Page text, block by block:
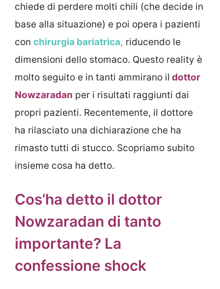
chiede di perdere molti chili (che decide in
base alla situazione) e poi opera i pazienti
con chirurgia bariatrica, riducendo le
dimensioni dello stomaco. Questo reality è
molto seguito e in tanti ammirano il dottor
Nowzaradan per i risultati raggiunti dai
propri pazienti. Recentemente, il dottore
ha rilasciato una dichiarazione che ha
rimasto tutti di stucco. Scopriamo subito
insieme cosa ha detto.
Cos’ha detto il dottor
Nowzaradan di tanto
importante? La
confessione shock